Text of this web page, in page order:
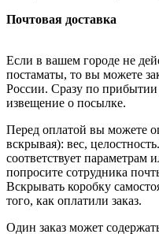
Почтовая доставка
Если в вашем городе не
постаматы, то вы можете
России. Сразу по прибытии
извещение о посылке.
Перед оплатой вы можете
вскрывая): вес,
соответствует параметрам
попросите сотрудника
Вскрывать коробку
того, как оплатили заказ.
Один заказ может